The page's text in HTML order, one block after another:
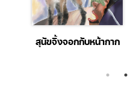
สุนัขจิ้งจอกกับหน้ากาก